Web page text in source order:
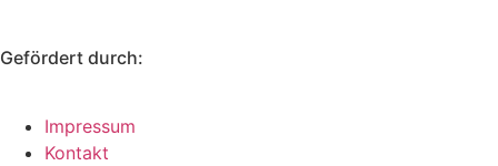
Gefördert durch:
Impressum
Kontakt